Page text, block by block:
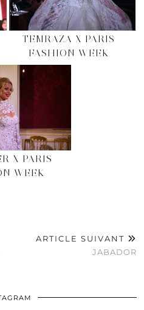
TEMRAZA X PARIS
FASHION WEEK
X PARIS
WEEK
ARTICLE SUIVANT
JABADOR